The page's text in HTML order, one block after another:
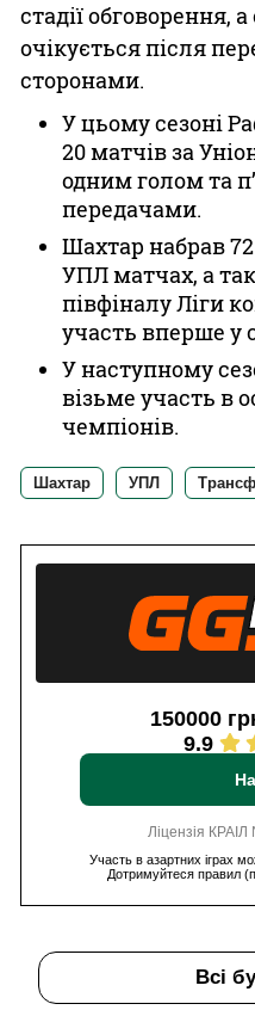
стадії обговорення,
очікується після
сторонами.
У цьому сезоні
20 матчів за
одним голом та
передачами.
Шахтар набрав
УПЛ матчах, а
півфіналу Ліги
участь вперше у
У наступному
візьме участь в
чемпіонів.
Шахтар УПЛ
150000
9.9
Ліцензія
Участь в азартних іграх
Дотримуйтеся правил
Всі